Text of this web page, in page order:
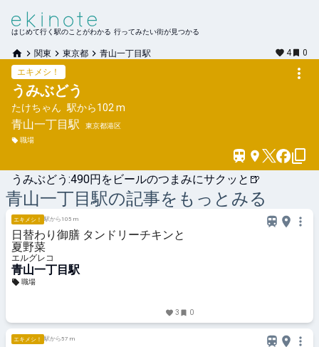
はじめて行く駅のことがわかる 行ってみたい街が見つかる
関東 東京都 青山一丁目駅 4
0
エキメシ！
うみぶどう
たけちゃん 駅から102 m
青山一丁目駅
東京都港区
職場
うみぶどう:490円をビールのつまみにサクッと🍺
青山一丁目駅の記事をもっとみる
エキメシ！ 駅から105 m
日替わり御膳 タンドリーチキンと
夏野菜
エルグレコ
青山一丁目駅
職場
3 0
エキメシ！ 駅から57 m